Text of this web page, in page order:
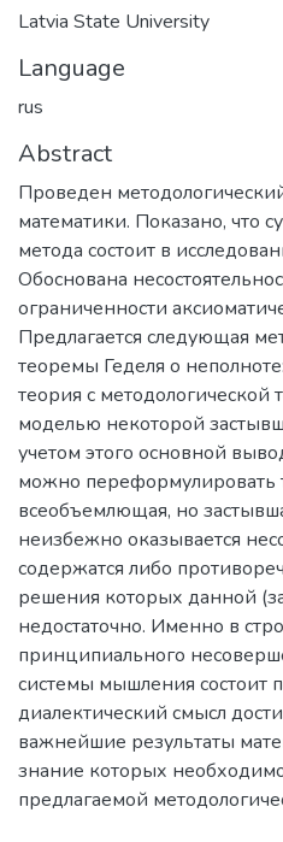
Latvia State University
Language
rus
Abstract
Проведен
математики. Показано, что
метода состоит в
Обоснована
ограниченности
Предлагается следующая
теоремы Геделя о
теория с методологической
моделью некоторой
учетом этого основной
можно переформулировать
всеобъемлющая, но
неизбежно оказывается
содержатся либо
решения которых данной
недостаточно. Именно в
принципиального
системы мышления состоит
диалектический смысл
важнейшие результаты
знание которых
предлагаемой